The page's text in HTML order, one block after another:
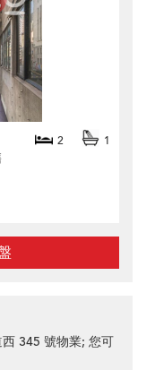
2 1
345 號物業; 您可